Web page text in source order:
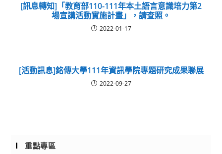
[訊息轉知]「教育部110-111年本土語言意識培力第2
場宣講活動實施計畫」，請查照。
2022-01-17
[活動訊息]銘傳大學111年資訊學院專題研究成果聯展
2022-09-27
重點專區